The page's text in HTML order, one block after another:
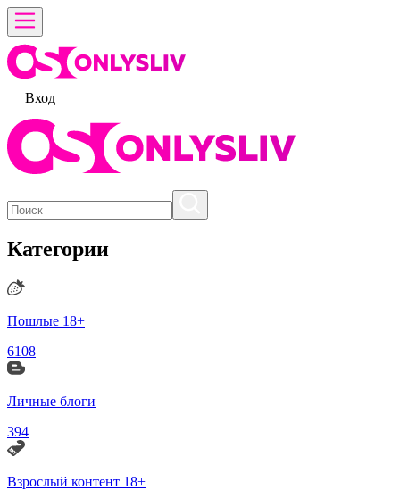
Вход
Категории
Пошлые 18+
6108
Личные блоги
394
Взрослый контент 18+